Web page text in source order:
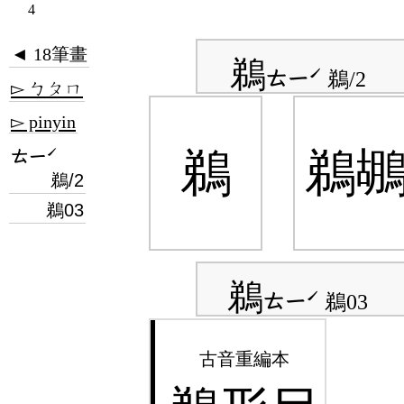
◄ 18筆畫
▻ ㄅㄆㄇ
▻ pinyin
ㄊㄧˊ
鵜/2
鵜03
鵜ㄊㄧˊ 鵜/2
鵜 鵜
鵜ㄊㄧˊ 鵜03
4